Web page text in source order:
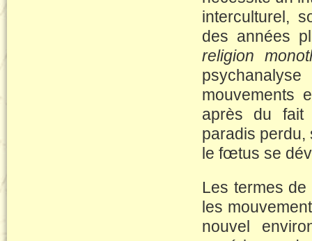
interculturel,
des années
religion
mouvements
après du fait
paradis perdu,
le fœtus se
Les termes
les
nouvel